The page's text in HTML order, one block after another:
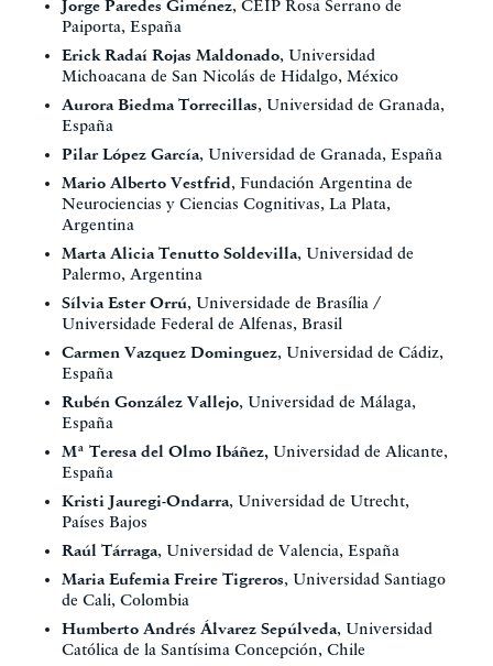
Jorge Paredes Giménez, CEIP Rosa Serrano de
Paiporta, España
Erick Radaí Rojas Maldonado, Universidad
Michoacana de San Nicolás de Hidalgo, México
Aurora Biedma Torrecillas, Universidad de Granada,
España
Pilar López García, Universidad de Granada, España
Mario Alberto Vestfrid, Fundación Argentina de
Neurociencias y Ciencias Cognitivas, La Plata,
Argentina
Marta Alicia Tenutto Soldevilla, Universidad de
Palermo, Argentina
Sílvia Ester Orrú, Universidade de Brasília /
Universidade Federal de Alfenas, Brasil
Carmen Vazquez Dominguez, Universidad de Cádiz,
España
Rubén González Vallejo, Universidad de Málaga,
España
Mª Teresa del Olmo Ibáñez, Universidad de Alicante,
España
Kristi Jauregi-Ondarra, Universidad de Utrecht,
Países Bajos
Raúl Tárraga, Universidad de Valencia, España
Maria Eufemia Freire Tigreros, Universidad Santiago
de Cali, Colombia
Humberto Andrés Álvarez Sepúlveda, Universidad
Católica de la Santísima Concepción, Chile